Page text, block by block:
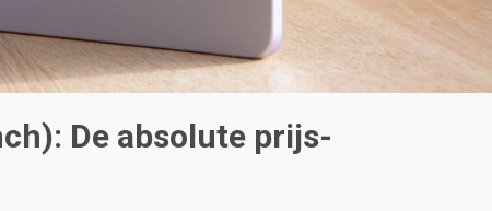
De absolute prijs-